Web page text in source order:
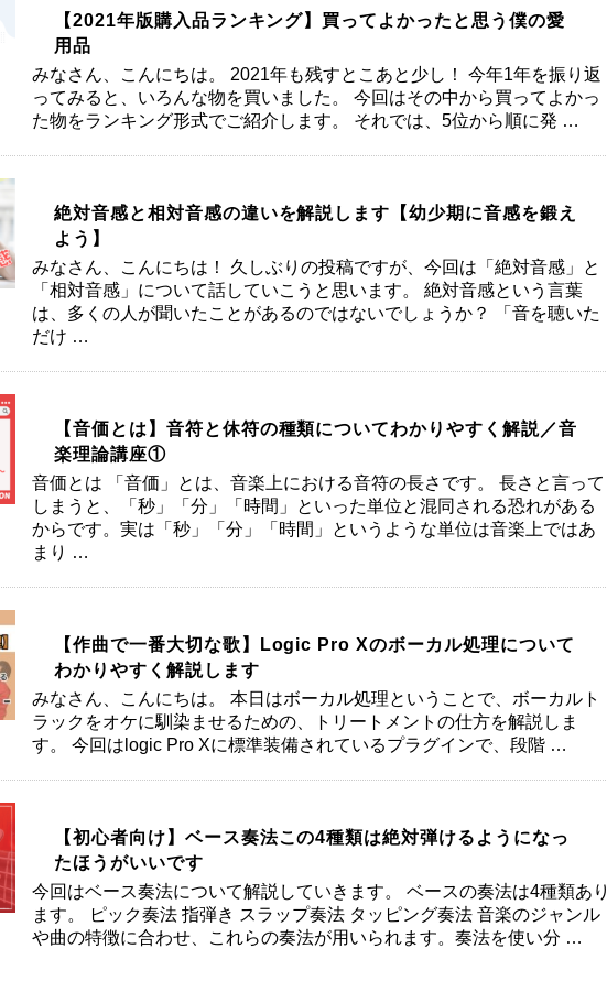
【2021年版購入品ランキング】買ってよかったと思う僕の愛
用品
みなさん、こんにちは。 2021年も残すとこあと少し！ 今年1年を振り返
ってみると、いろんな物を買いました。 今回はその中から買ってよかっ
た物をランキング形式でご紹介します。 それでは、5位から順に発 …
絶対音感と相対音感の違いを解説します【幼少期に音感を鍛え
よう】
みなさん、こんにちは！ 久しぶりの投稿ですが、今回は「絶対音感」と
「相対音感」について話していこうと思います。 絶対音感という言葉
は、多くの人が聞いたことがあるのではないでしょうか？ 「音を聴いた
だけ …
【音価とは】音符と休符の種類についてわかりやすく解説／音
楽理論講座①
音価とは 「音価」とは、音楽上における音符の長さです。 長さと言って
しまうと、「秒」「分」「時間」といった単位と混同される恐れがある
からです。実は「秒」「分」「時間」というような単位は音楽上ではあ
まり …
【作曲で一番大切な歌】Logic Pro Xのボーカル処理について
わかりやすく解説します
みなさん、こんにちは。 本日はボーカル処理ということで、ボーカルト
ラックをオケに馴染ませるための、トリートメントの仕方を解説しま
す。 今回はlogic Pro Xに標準装備されているプラグインで、段階 …
【初心者向け】ベース奏法この4種類は絶対弾けるようになっ
たほうがいいです
今回はベース奏法について解説していきます。 ベースの奏法は4種類あり
ます。 ピック奏法 指弾き スラップ奏法 タッピング奏法 音楽のジャンル
や曲の特徴に合わせ、これらの奏法が用いられます。奏法を使い分 …